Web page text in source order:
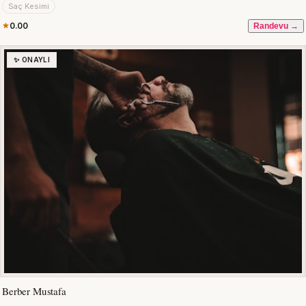
Saç Kesimi
0.00 Randevu →
✨ ONAYLI
Berber Mustafa